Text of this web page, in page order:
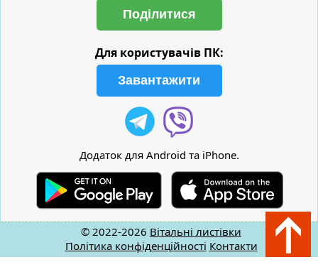
Поділитися
Для користувачів ПК:
Завантажити
Додаток для Android та iPhone.
© 2022-2026 Вітальні листівки
Політика конфіденційності Контакти